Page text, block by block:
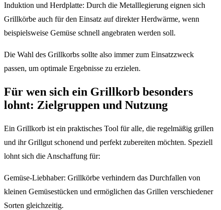
Induktion und Herdplatte: Durch die Metalllegierung eignen sich
Grillkörbe auch für den Einsatz auf direkter Herdwärme, wenn
beispielsweise Gemüse schnell angebraten werden soll.
Die Wahl des Grillkorbs sollte also immer zum Einsatzzweck
passen, um optimale Ergebnisse zu erzielen.
Für wen sich ein Grillkorb besonders
lohnt: Zielgruppen und Nutzung
Ein Grillkorb ist ein praktisches Tool für alle, die regelmäßig grillen
und ihr Grillgut schonend und perfekt zubereiten möchten. Speziell
lohnt sich die Anschaffung für:
Gemüse-Liebhaber: Grillkörbe verhindern das Durchfallen von
kleinen Gemüsestücken und ermöglichen das Grillen verschiedener
Sorten gleichzeitig.